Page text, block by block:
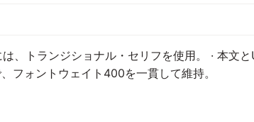
、トランジショナル・セリフを使用。 · 本文
フォントウェイト400を一貫して維持。